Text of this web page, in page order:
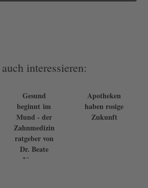
interessieren:
Gesund
beginnt im
Mund - der
Zahnmedizin
ratgeber von
Dr. Beate
Jürgens
Apotheken
haben rosige
Zukunft